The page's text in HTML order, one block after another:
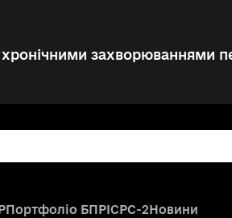
захворюваннями
Портфоліо БПРICPC-2Новини